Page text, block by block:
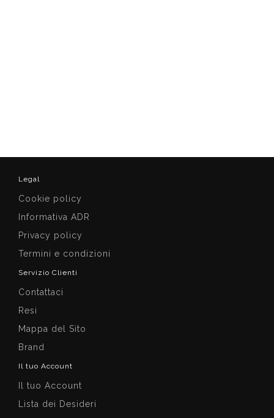
Legal
Cookie policy
Informativa ADR
Privacy policy
Termini e condizioni
Servizio Clienti
Contattaci
Resi
Mappa del Sito
Brand
Il tuo Account
Il tuo Account
Lista dei Desideri